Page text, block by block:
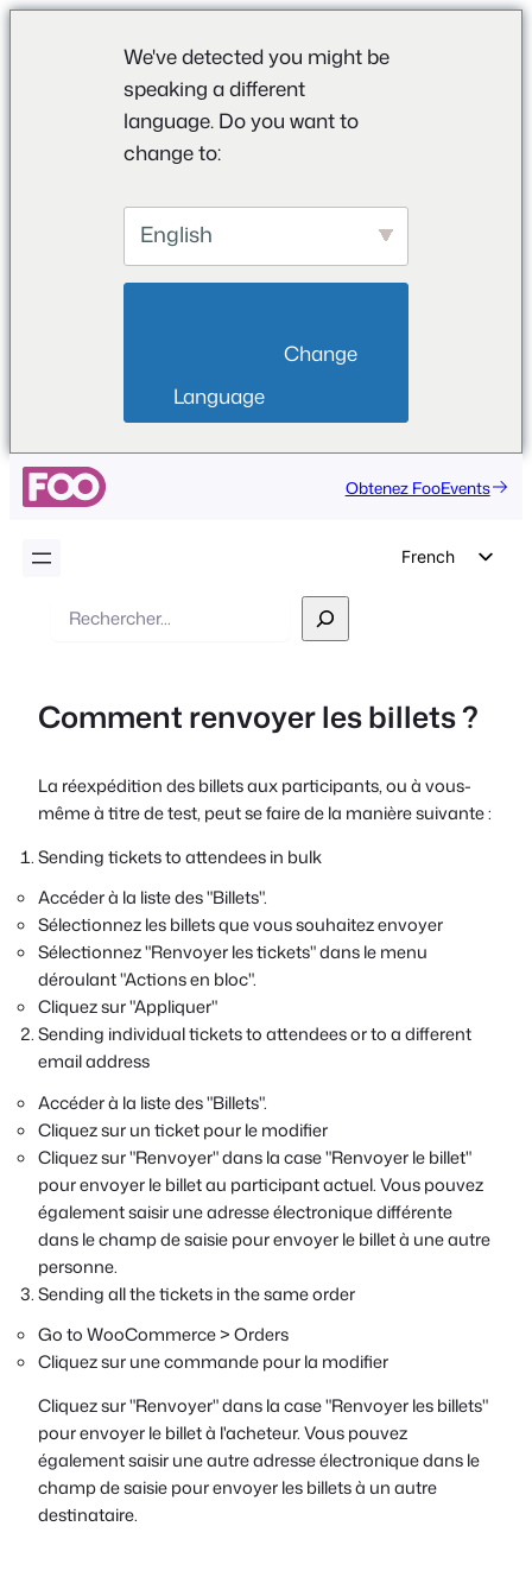
We've detected you might be
speaking a different
language. Do you want to
change to:
English
Language
Obtenez FooEvents
French
Spanish
Portuguese
Recherche
Comment renvoyer les billets ?
La réexpédition des billets aux participants, ou à vous-
même à titre de test, peut se faire de la manière suivante :
Sending tickets to attendees in bulk
Accéder à la liste des "Billets".
Sélectionnez les billets que vous souhaitez envoyer
Sélectionnez "Renvoyer les tickets" dans le menu
déroulant "Actions en bloc".
Cliquez sur "Appliquer"
Sending individual tickets to attendees or to a different
email address
Accéder à la liste des "Billets".
Cliquez sur un ticket pour le modifier
Cliquez sur "Renvoyer" dans la case "Renvoyer le billet"
pour envoyer le billet au participant actuel. Vous pouvez
également saisir une adresse électronique différente
dans le champ de saisie pour envoyer le billet à une autre
personne.
Sending all the tickets in the same order
Go to WooCommerce > Orders
Cliquez sur une commande pour la modifier
Cliquez sur "Renvoyer" dans la case "Renvoyer les billets"
pour envoyer le billet à l'acheteur. Vous pouvez
également saisir une autre adresse électronique dans le
champ de saisie pour envoyer les billets à un autre
destinataire.